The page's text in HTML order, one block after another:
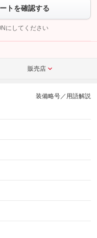
問い合わせを
トを確認する
にしてください
販売店
装備略号／用語解説